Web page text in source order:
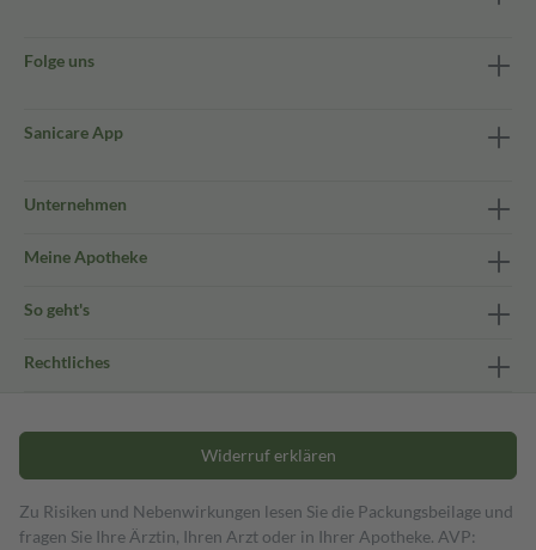
Folge uns
Sanicare App
Unternehmen
Meine Apotheke
So geht's
Rechtliches
Widerruf erklären
Zu Risiken und Nebenwirkungen lesen Sie die Packungsbeilage und
fragen Sie Ihre Ärztin, Ihren Arzt oder in Ihrer Apotheke. AVP: